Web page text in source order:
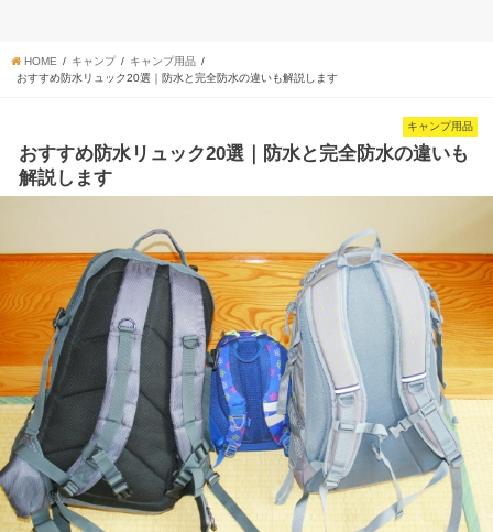
HOME キャンプ
キャンプ用品
おすすめ防水リュック20選｜防水と完全防水の違いも解説します
キャンプ用品
おすすめ防水リュック20選｜防水と完全防水の違いも
解説します